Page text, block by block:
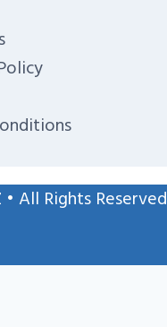
All Rights Reserved